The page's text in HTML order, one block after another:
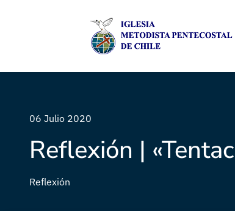
06 Julio 2020
Reflexión |
Reflexión